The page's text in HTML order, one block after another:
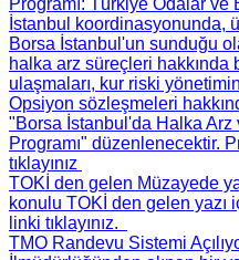
Programı: Türkiye Odalar ve
İstanbul koordinasyonunda,
Borsa İstanbul'un sunduğu
halka arz süreçleri
ulaşmaları, kur riski
Opsiyon sözleşmeleri
"Borsa İstanbul'da Halka
Programı" düzenlenecektir.
tıklayınız
TOKİ den gelen Müzayede
konulu TOKİ den gelen yazı
linki tıklayınız.
TMO Randevu Sistemi